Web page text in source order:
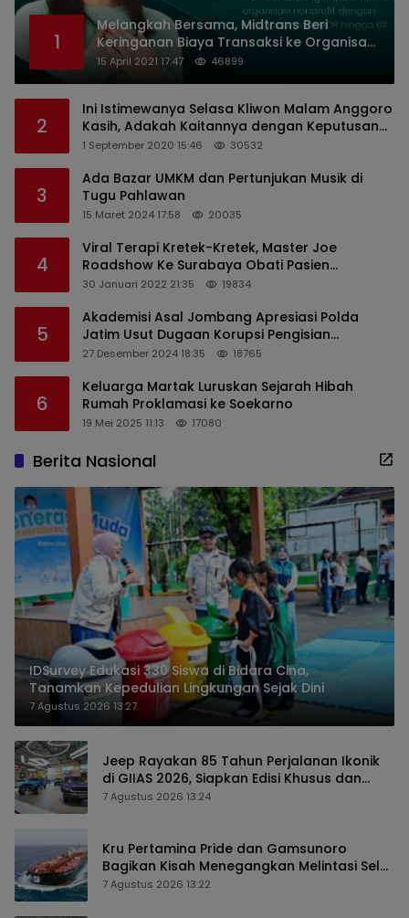
1
Melangkah Bersama, Midtrans Beri
Keringanan Biaya Transaksi ke Organisasi
Nirlaba Indonesia
15 April 2021 17:47 46899
2
Ini Istimewanya Selasa Kliwon Malam Anggoro
Kasih, Adakah Kaitannya dengan Keputusan
PDIP?
1 September 2020 15:46 30532
3
Ada Bazar UMKM dan Pertunjukan Musik di
Tugu Pahlawan
15 Maret 2024 17:58 20035
4
Viral Terapi Kretek-Kretek, Master Joe
Roadshow Ke Surabaya Obati Pasien
Sekaligus Edukasi Masyarakat
30 Januari 2022 21:35 19834
5
Akademisi Asal Jombang Apresiasi Polda
Jatim Usut Dugaan Korupsi Pengisian
Perangkat Desa di Kediri
27 Desember 2024 18:35 18765
6
Keluarga Martak Luruskan Sejarah Hibah
Rumah Proklamasi ke Soekarno
19 Mei 2025 11:13 17080
Berita Nasional
IDSurvey Edukasi 330 Siswa di Bidara Cina,
Tanamkan Kepedulian Lingkungan Sejak Dini
7 Agustus 2026 13:27
Jeep Rayakan 85 Tahun Perjalanan Ikonik
di GIIAS 2026, Siapkan Edisi Khusus dan
Perkuat Pengalaman Pelanggan
7 Agustus 2026 13:24
Kru Pertamina Pride dan Gamsunoro
Bagikan Kisah Menegangkan Melintasi Selat
Hormuz di Tengah Konflik
7 Agustus 2026 13:22